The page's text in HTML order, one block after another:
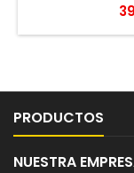
PRODUCTOS
NUESTRA